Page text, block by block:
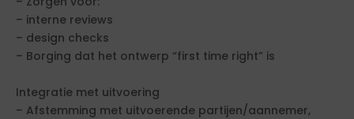
– interne reviews
– design checks
– Borging dat het ontwerp “first time right” is
Integratie met uitvoering
– Afstemming met uitvoerende partijen/aannemer,